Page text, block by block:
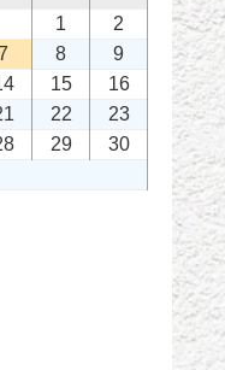
1
2
8
9
15
16
22
23
29
30